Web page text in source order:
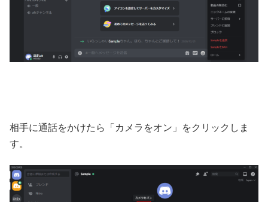
相手に通話をかけたら「カメラをオン」をクリックしま
す。